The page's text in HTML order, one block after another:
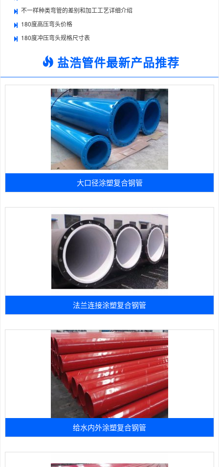
不一样种类弯管的差别和加工工艺详细介绍
180度高压弯头价格
180度冲压弯头规格尺寸表
盐浩管件最新产品推荐
大口径涂塑复合钢管
法兰连接涂塑复合钢管
给水内外涂塑复合钢管